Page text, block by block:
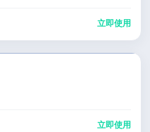
立即使用
立即使用